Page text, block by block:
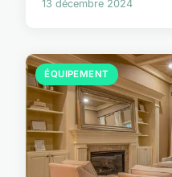
13 décembre 2024
ÉQUIPEMENT